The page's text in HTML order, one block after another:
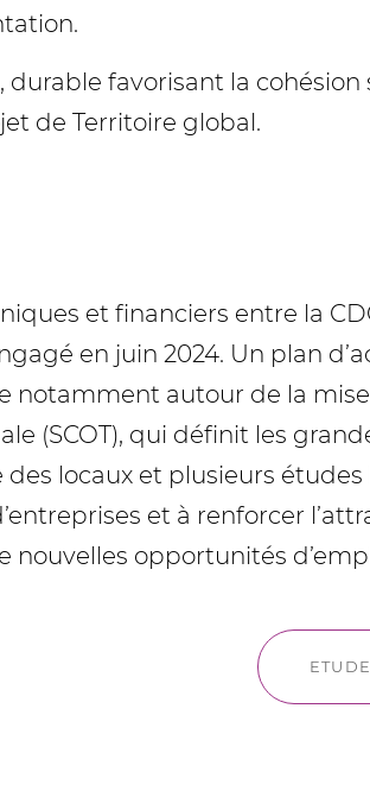
favorisant la
de Territoire global.
et financiers entre la
en juin 2024. Un plan
notamment autour de la
(SCOT), qui définit les
locaux et plusieurs
et à renforcer
nouvelles opportunités